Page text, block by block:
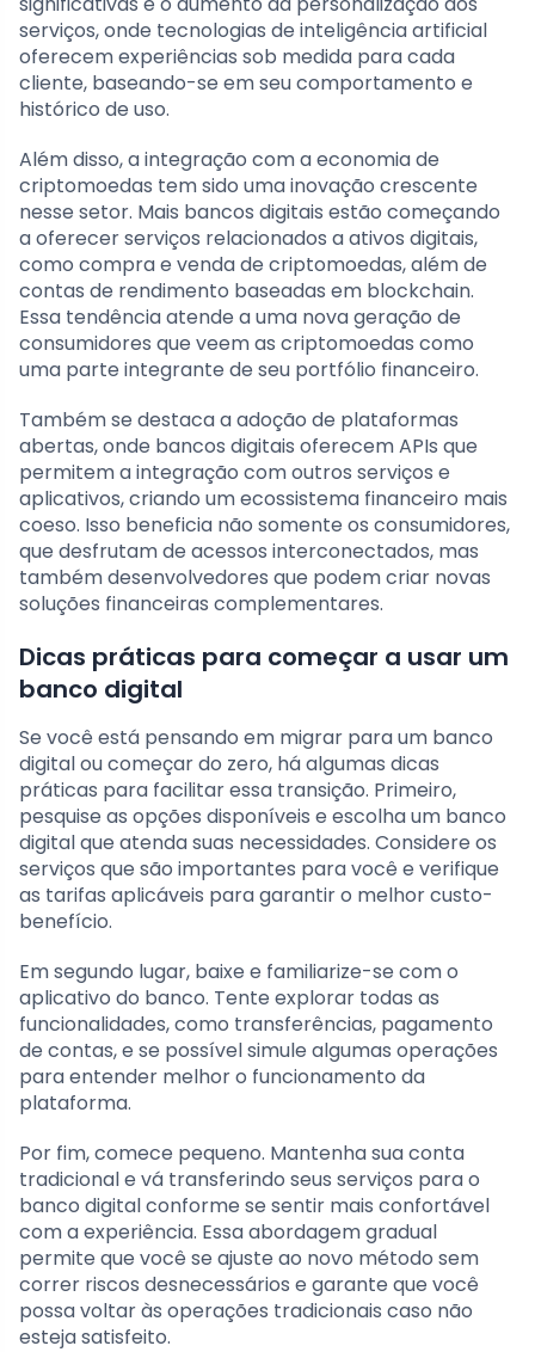
serviços, onde tecnologias de inteligência artificial
oferecem experiências sob medida para cada
cliente, baseando-se em seu comportamento e
histórico de uso.
Além disso, a integração com a economia de
criptomoedas tem sido uma inovação crescente
nesse setor. Mais bancos digitais estão começando
a oferecer serviços relacionados a ativos digitais,
como compra e venda de criptomoedas, além de
contas de rendimento baseadas em blockchain.
Essa tendência atende a uma nova geração de
consumidores que veem as criptomoedas como
uma parte integrante de seu portfólio financeiro.
Também se destaca a adoção de plataformas
abertas, onde bancos digitais oferecem APIs que
permitem a integração com outros serviços e
aplicativos, criando um ecossistema financeiro mais
coeso. Isso beneficia não somente os consumidores,
que desfrutam de acessos interconectados, mas
também desenvolvedores que podem criar novas
soluções financeiras complementares.
Dicas práticas para começar a usar um
banco digital
Se você está pensando em migrar para um banco
digital ou começar do zero, há algumas dicas
práticas para facilitar essa transição. Primeiro,
pesquise as opções disponíveis e escolha um banco
digital que atenda suas necessidades. Considere os
serviços que são importantes para você e verifique
as tarifas aplicáveis para garantir o melhor custo-
benefício.
Em segundo lugar, baixe e familiarize-se com o
aplicativo do banco. Tente explorar todas as
funcionalidades, como transferências, pagamento
de contas, e se possível simule algumas operações
para entender melhor o funcionamento da
plataforma.
Por fim, comece pequeno. Mantenha sua conta
tradicional e vá transferindo seus serviços para o
banco digital conforme se sentir mais confortável
com a experiência. Essa abordagem gradual
permite que você se ajuste ao novo método sem
correr riscos desnecessários e garante que você
possa voltar às operações tradicionais caso não
esteja satisfeito.